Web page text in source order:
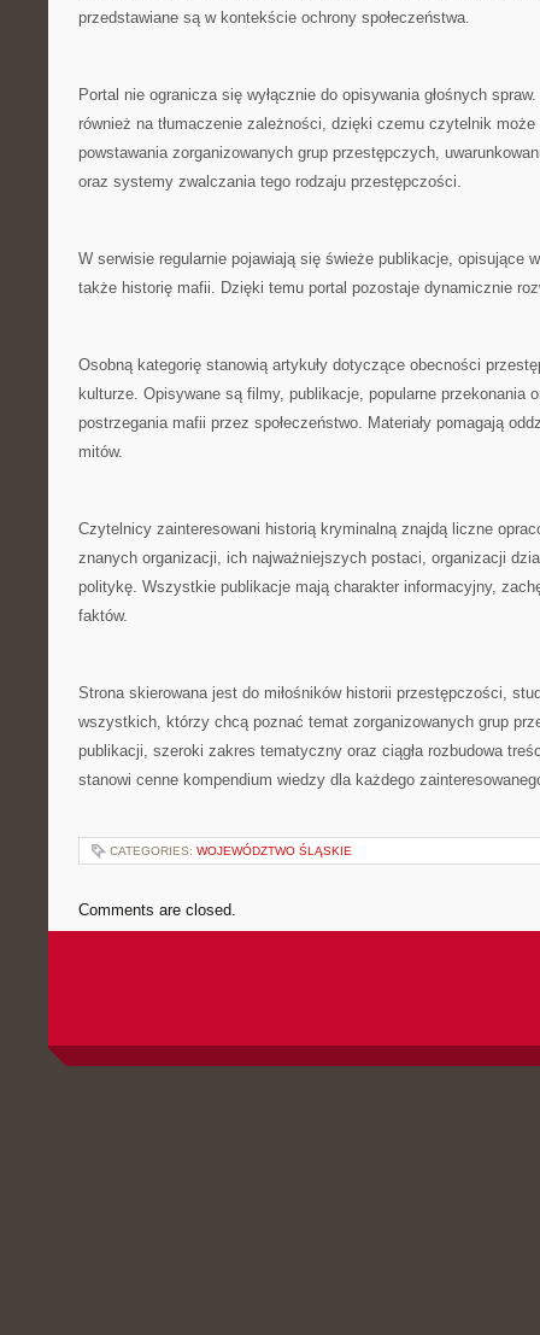
przedstawiane są w kontekście ochrony społeczeństwa.
Portal nie ogranicza się wyłącznie do opisywania głośnych
również na tłumaczenie zależności, dzięki czemu czytelnik
powstawania zorganizowanych grup przestępczych,
oraz systemy zwalczania tego rodzaju przestępczości.
W serwisie regularnie pojawiają się świeże publikacje, opisujące
także historię mafii. Dzięki temu portal pozostaje dynamicznie
Osobną kategorię stanowią artykuły dotyczące obecności
kulturze. Opisywane są filmy, publikacje, popularne przekonania
postrzegania mafii przez społeczeństwo. Materiały pomagają
mitów.
Czytelnicy zainteresowani historią kryminalną znajdą liczne
znanych organizacji, ich najważniejszych postaci, organizacji
politykę. Wszystkie publikacje mają charakter informacyjny,
faktów.
Strona skierowana jest do miłośników historii przestępczości,
wszystkich, którzy chcą poznać temat zorganizowanych grup
publikacji, szeroki zakres tematyczny oraz ciągła rozbudowa
stanowi cenne kompendium wiedzy dla każdego
CATEGORIES: WOJEWÓDZTWO ŚLĄSKIE
Comments are closed.